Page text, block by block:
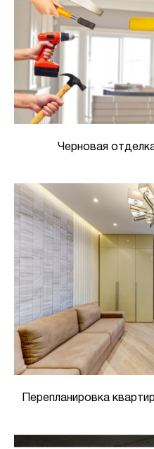
Черновая
Перепланировка